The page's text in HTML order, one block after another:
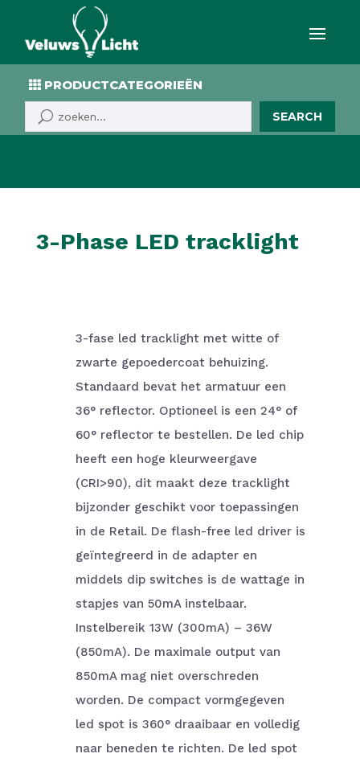
PRODUCTCATEGORIEËN
SEARCH
3-Phase LED tracklight
3-fase led tracklight met witte of
zwarte gepoedercoat behuizing.
Standaard bevat het armatuur een
36° reflector. Optioneel is een 24° of
60° reflector te bestellen. De led chip
heeft een hoge kleurweergave
(CRI>90), dit maakt deze tracklight
bijzonder geschikt voor toepassingen
in de Retail. De flash-free led driver is
geïntegreerd in de adapter en
middels dip switches is de wattage in
stapjes van 50mA instelbaar.
Instelbereik 13W (300mA) – 36W
(850mA). De maximale output van
850mA mag niet overschreden
worden. De compact vormgegeven
led spot is 360° draaibaar en volledig
naar beneden te richten. De led spot